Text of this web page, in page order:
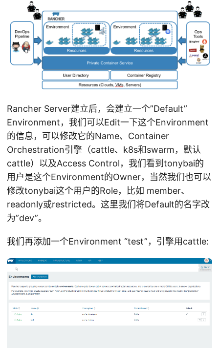
Rancher Server建立后，会建立一个”Default”
Environment，我们可以Edit一下这个Environment
的信息，可以修改它的Name、Container
Orchestration引擎（cattle、k8s和swarm，默认
cattle）以及Access Control，我们看到tonybai的
用户是这个Environment的Owner，当然我们也可以
修改tonybai这个用户的Role，比如 member、
readonly或restricted。这里我们将Default的名字改
为”dev”。
我们再添加一个Environment “test”，引擎用cattle: